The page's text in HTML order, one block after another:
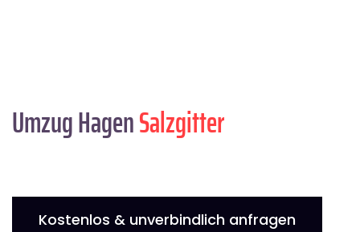
Umzug HagenSalzgitter
Kostenlos & unverbindlich anfragen